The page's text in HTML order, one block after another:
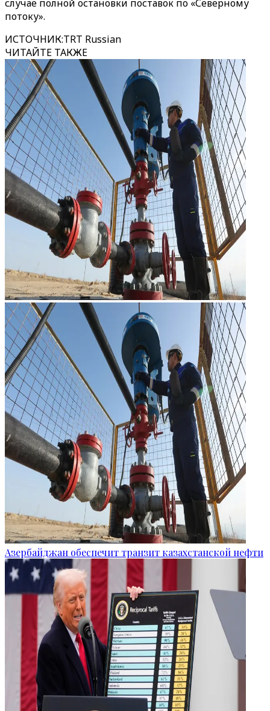
случае полной остановки поставок по «Северному
потоку».
ИСТОЧНИК:TRT Russian
ЧИТАЙТЕ ТАКЖЕ
Азербайджан обеспечит транзит казахстанской нефти